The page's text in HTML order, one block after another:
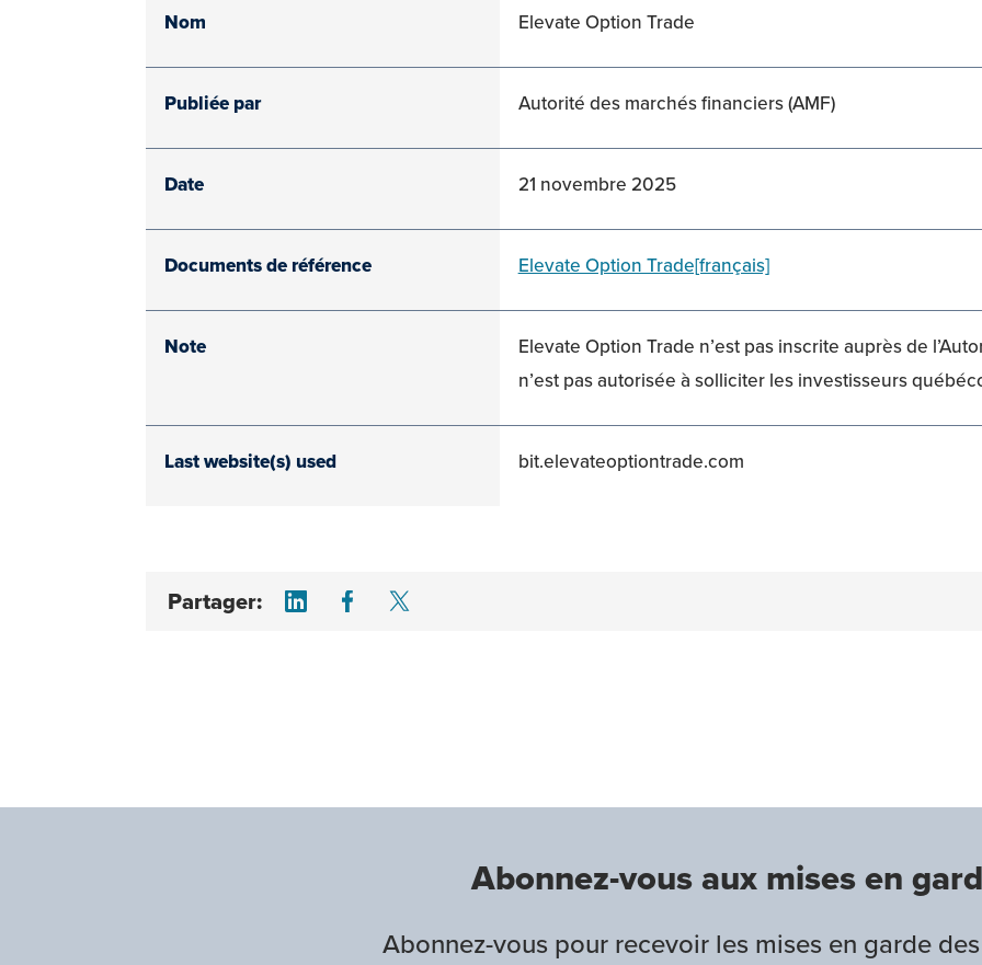
Nom Elevate Option Trade
Publiée par Autorité des marchés financiers (AMF)
Date 21 novembre 2025
Documents de référence Elevate Option Trade[français]
Note
Elevate Option Trade n’est pas inscrite auprès de
n’est pas autorisée à solliciter les investisseurs
Last website(s) used bit.elevateoptiontrade.com
Partager: Share on LinkedIn
Share on Facebook
Abonnez-vous aux mises en
Abonnez-vous pour recevoir les mises en garde